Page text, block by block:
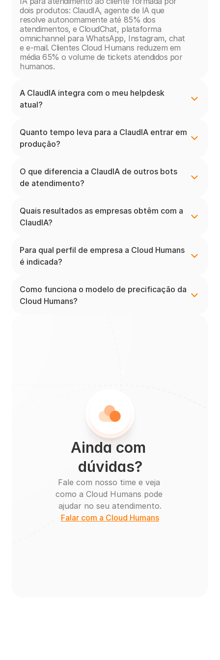
dois produtos: ClaudIA, agente de IA que
resolve autonomamente até 85% dos
atendimentos, e CloudChat, plataforma
omnichannel para WhatsApp, Instagram, chat
e e-mail. Clientes Cloud Humans reduzem em
média 65% o volume de tickets atendidos por
humanos.
A ClaudIA integra com o meu helpdesk
atual?
Quanto tempo leva para a ClaudIA entrar em
produção?
O que diferencia a ClaudIA de outros bots
de atendimento?
Quais resultados as empresas obtêm com a
ClaudIA?
Para qual perfil de empresa a Cloud Humans
é indicada?
Como funciona o modelo de precificação da
Cloud Humans?
Ainda com
dúvidas?
Fale com nosso time e veja
como a Cloud Humans pode
ajudar no seu atendimento.
Falar com a Cloud Humans